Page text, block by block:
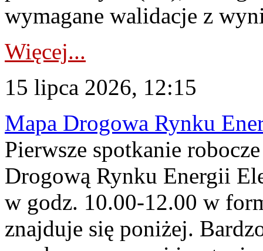
wymagane walidacje z
Więcej...
15 lipca 2026, 12:15
Mapa Drogowa Rynku
Pierwsze spotkanie
Drogową Rynku Energii
w godz. 10.00-12.00 w
znajduje się poniżej.